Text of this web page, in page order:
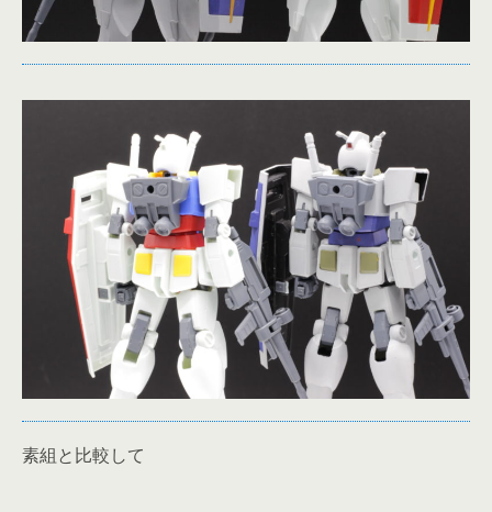
素組と比較して